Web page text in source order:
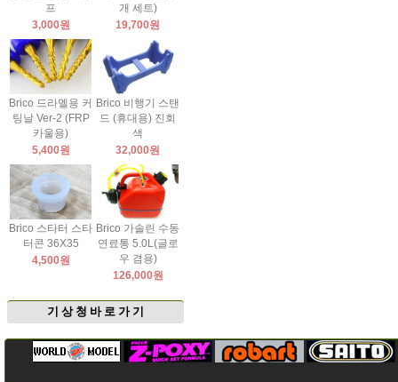
프
3,000원
개 세트)
19,700원
Brico 드라멜용 커
팅날 Ver-2 (FRP
카울용)
5,400원
Brico 비행기 스탠
드 (휴대용) 진회
색
32,000원
Brico 스타터 스타
터콘 36X35
4,500원
Brico 가솔린 수동
연료통 5.0L(글로
우 겸용)
126,000원
기 상 청 바 로 가 기